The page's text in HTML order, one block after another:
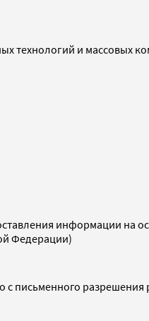
технологий и массовых
информации на
Федерации)
письменного разрешения